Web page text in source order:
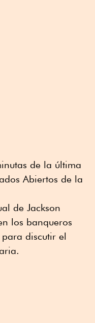
de la última
Abiertos de la
de Jackson
los banqueros
discutir el